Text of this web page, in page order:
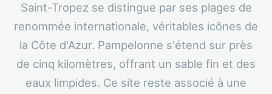
Saint-Tropez se distingue par ses plages de
renommée internationale, véritables icônes de
la Côte d'Azur. Pampelonne s'étend sur près
de cinq kilomètres, offrant un sable fin et des
eaux limpides. Ce site reste associé à une